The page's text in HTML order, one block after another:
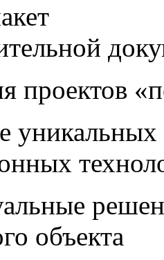
проектов
уникальных
объекта